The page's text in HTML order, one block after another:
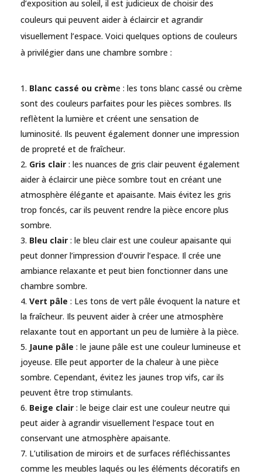
d’exposition au soleil, il est judicieux de choisir des
couleurs qui peuvent aider à éclaircir et agrandir
visuellement l’espace. Voici quelques options de couleurs
à privilégier dans une chambre sombre :
Blanc cassé ou crème : les tons blanc cassé ou crème
sont des couleurs parfaites pour les pièces sombres. Ils
reflètent la lumière et créent une sensation de
luminosité. Ils peuvent également donner une impression
de propreté et de fraîcheur.
Gris clair: les nuances de gris clair peuvent également
aider à éclaircir une pièce sombre tout en créant une
atmosphère élégante et apaisante. Mais évitez les gris
trop foncés, car ils peuvent rendre la pièce encore plus
sombre.
Bleu clair: le bleu clair est une couleur apaisante qui
peut donner l’impression d’ouvrir l’espace. Il crée une
ambiance relaxante et peut bien fonctionner dans une
chambre sombre.
Vert pâle : Les tons de vert pâle évoquent la nature et
la fraîcheur. Ils peuvent aider à créer une atmosphère
relaxante tout en apportant un peu de lumière à la pièce.
Jaune pâle : le jaune pâle est une couleur lumineuse et
joyeuse. Elle peut apporter de la chaleur à une pièce
sombre. Cependant, évitez les jaunes trop vifs, car ils
peuvent être trop stimulants.
Beige clair: le beige clair est une couleur neutre qui
peut aider à agrandir visuellement l’espace tout en
conservant une atmosphère apaisante.
L’utilisation de miroirs et de surfaces réfléchissantes
comme les meubles laqués ou les éléments décoratifs en